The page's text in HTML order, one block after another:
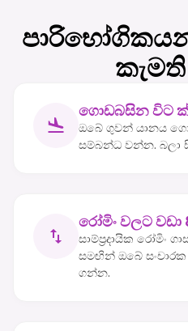
ගොඩබසින විට
ඔබේ ගුවන් යානය
සම්බන්ධ වන්න. බලා
රෝමිං වලට
සාම්ප්‍රදායික රෝමිං
සමඟින් ඔබේ
ගන්න.